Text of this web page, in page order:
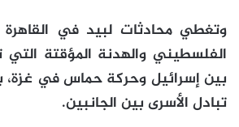
وتغطي محادثات لبيد في القاهرة
الفلسطيني والهدنة المؤقتة
بين إسرائيل وحركة حماس في غزة،
تبادل الأسرى بين الجانبين.